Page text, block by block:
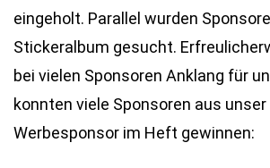
eingeholt. Parallel wurden
Stickeralbum gesucht.
bei vielen Sponsoren Anklang für
konnten viele Sponsoren aus unser
Werbesponsor im Heft gewinnen: